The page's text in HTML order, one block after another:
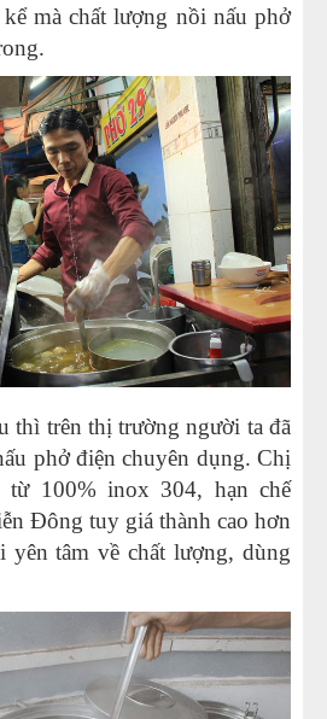
mà chất lượng nồi nấu phở
thì trên thị trường người ta đã
phở điện chuyên dụng. Chị
100% inox 304, hạn chế
Đông tuy giá thành cao hơn
yên tâm về chất lượng, dùng